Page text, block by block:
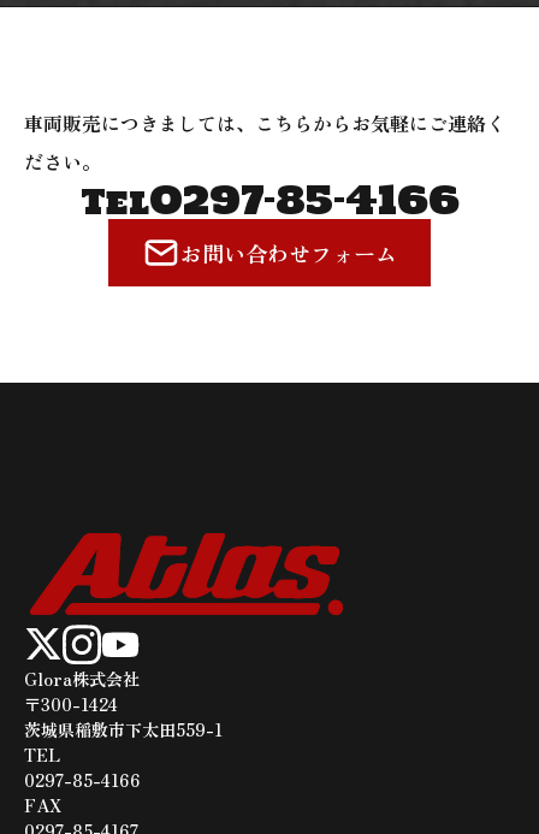
車両販売につきましては、こちらからお気軽にご連絡く
ださい。
Tel0297-85-4166
お問い合わせフォーム
Glora株式会社
〒300-1424
茨城県稲敷市下太田559-1
TEL​​​​​​​
0297-85-4166
FAX